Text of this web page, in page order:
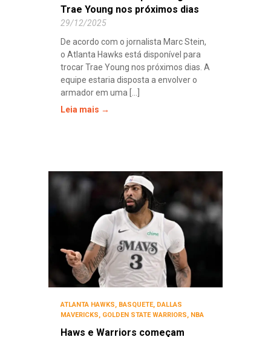
Trae Young nos próximos dias
29/12/2025
De acordo com o jornalista Marc Stein,
o Atlanta Hawks está disponível para
trocar Trae Young nos próximos dias. A
equipe estaria disposta a envolver o
armador em uma [...]
Leia mais →
ATLANTA HAWKS BASQUETE, DALLAS
MAVERICKS
GOLDEN STATE WARRIORS NBA
Haws e Warriors começam